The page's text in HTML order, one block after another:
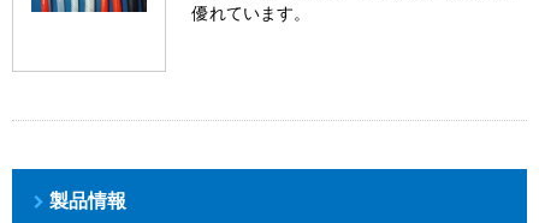
優れています。
製品情報